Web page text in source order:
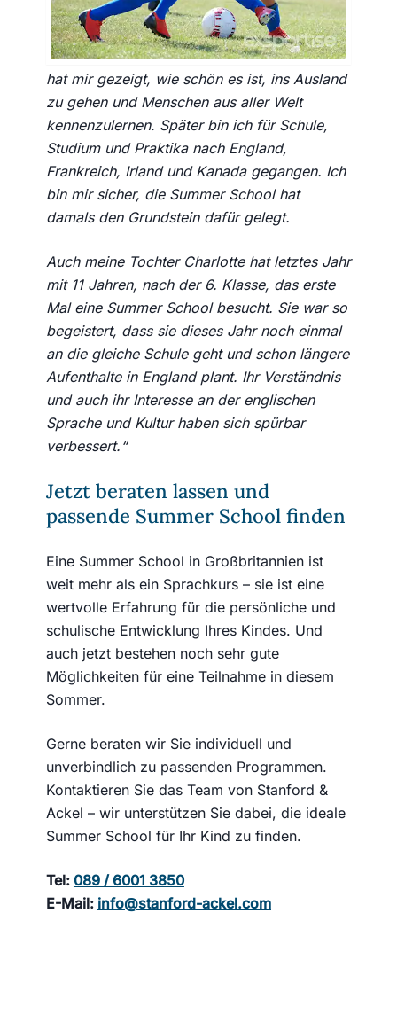
Summer School und ich kann mich heute
noch sehr gut daran erinnern. Es war eine
unvergessliche und positive Erfahrung. Sie
hat mir gezeigt, wie schön es ist, ins Ausland
zu gehen und Menschen aus aller Welt
kennenzulernen. Später bin ich für Schule,
Studium und Praktika nach England,
Frankreich, Irland und Kanada gegangen. Ich
bin mir sicher, die Summer School hat
damals den Grundstein dafür gelegt.
Auch meine Tochter Charlotte hat letztes Jahr
mit 11 Jahren, nach der 6. Klasse, das erste
Mal eine Summer School besucht. Sie war so
begeistert, dass sie dieses Jahr noch einmal
an die gleiche Schule geht und schon längere
Aufenthalte in England plant. Ihr Verständnis
und auch ihr Interesse an der englischen
Sprache und Kultur haben sich spürbar
verbessert.“
Jetzt beraten lassen und
passende Summer School finden
Eine Summer School in Großbritannien ist
weit mehr als ein Sprachkurs – sie ist eine
wertvolle Erfahrung für die persönliche und
schulische Entwicklung Ihres Kindes. Und
auch jetzt bestehen noch sehr gute
Möglichkeiten für eine Teilnahme in diesem
Sommer.
Gerne beraten wir Sie individuell und
unverbindlich zu passenden Programmen.
Kontaktieren Sie das Team von Stanford &
Ackel – wir unterstützen Sie dabei, die ideale
Summer School für Ihr Kind zu finden.
Tel: 089 / 6001 3850
E-Mail: info@stanford-ackel.com